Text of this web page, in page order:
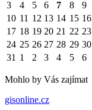
3
4 5 6 7 8
9
10 11 12 13 14 15 16
17 18 19 20 21 22 23
24 25 26 27 28 29 30
31 1 2 3 4 5 6
Mohlo by Vás zajímat
gisonline.cz